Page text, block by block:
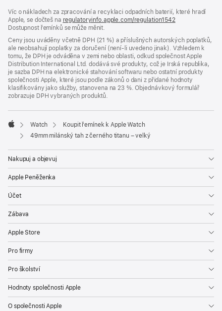
v novém
okně)
Víc o nákladech za zpracování a recyklaci odpadních baterií, které hradí
Apple, se dočteš na regulatoryinfo.apple.com/regulation1542(otevře
v novém
okně)
Dostupnost řemínků se může měnit.
Ceny jsou uváděny včetně DPH (21 %) a příslušných autorských poplatků,
ale neobsahují poplatky za doručení (není-li uvedeno jinak). Vzhledem k
tomu, že DPH je odváděna v zemi nebo oblasti, odkud společnost Apple
Distribution International Ltd. dodává své produkty, což je Irská republika,
je sazba DPH na elektronické stahování softwaru nebo ostatní produkty
společnosti Apple, které jsou podle zákonů o dani z přidané hodnoty
klasifikovány jako služby, stanovena na 23 %. Objednávkový formulář
zobrazuje DPH vybraných produktů.
Apple
Watch
Koupit řemínek k Apple Watch
49mm milánský tah z černého titanu – velký
Nakupuj a objevuj
Apple Peněženka
Účet
Zábava
Apple Store
Pro firmy
Pro školství
Hodnoty společnosti Apple
O společnosti Apple